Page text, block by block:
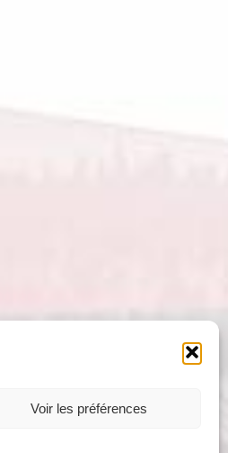
Voir les préférences